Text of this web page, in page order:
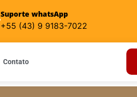
Suporte whatsApp
+55 (43) 9 9183-7022
Contato